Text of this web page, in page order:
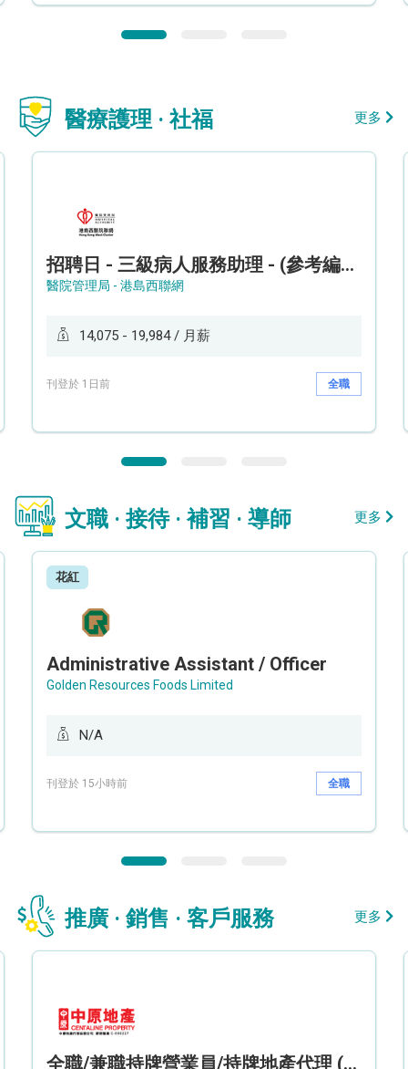
醫療護理 · 社福 更多
招聘日 - 三級病人服務助理 - (參考編號: HKWCS260107)
醫院管理局 - 港島西聯網
14,075 - 19,984 / 月薪
刊登於 1日前 全職
文職 · 接待 · 補習 · 導師 更多
花紅
Administrative Assistant / Officer
Golden Resources Foods Limited
N/A
刊登於 15小時前 全職
推廣 · 銷售 · 客戶服務 更多
全職/兼職持牌營業員/持牌地產代理 (長沙灣/將軍澳/油塘)